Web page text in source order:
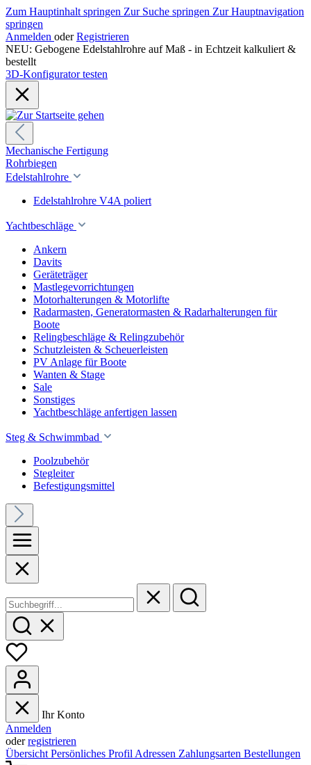
Zum Hauptinhalt springen Zur Suche springen Zur Hauptnavigation
springen
Anmelden oder Registrieren
NEU: Gebogene Edelstahlrohre auf Maß - in Echtzeit kalkuliert &
bestellt
3D-Konfigurator testen
Mechanische Fertigung
Rohrbiegen
Edelstahlrohre
Edelstahlrohre V4A poliert
Yachtbeschläge
Ankern
Davits
Geräteträger
Mastlegevorrichtungen
Motorhalterungen & Motorlifte
Radarmasten, Generatormasten & Radarhalterungen für
Boote
Relingbeschläge & Relingzubehör
Schutzleisten & Scheuerleisten
PV Anlage für Boote
Wanten & Stage
Sale
Sonstiges
Yachtbeschläge anfertigen lassen
Steg & Schwimmbad
Poolzubehör
Stegleiter
Befestigungsmittel
Ihr Konto
Anmelden
oderregistrieren
Übersicht Persönliches Profil Adressen Zahlungsarten Bestellungen